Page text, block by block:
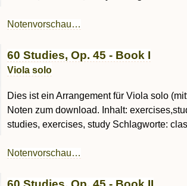
Notenvorschau…
60 Studies, Op. 45 - Book I
Viola solo
Dies ist ein Arrangement für Viola solo
Noten zum download. Inhalt:
studies, exercises, study Schlagworte:
Notenvorschau…